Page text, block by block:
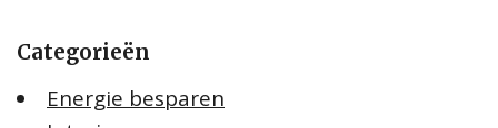
Categorieën
Energie besparen